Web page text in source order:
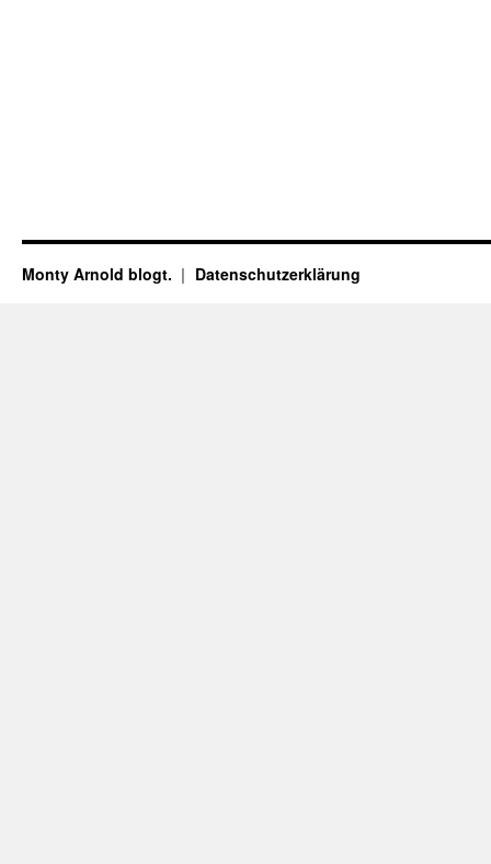
Monty Arnold blogt. Datenschutz­erklärung